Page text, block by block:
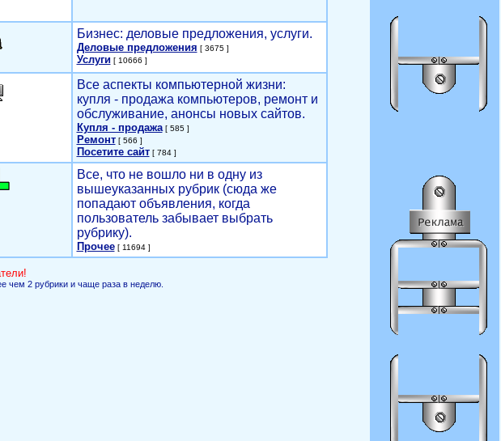
Бизнес: деловые предложения, услуги.
Деловые предложения [ 3675 ]
Услуги[ 10666 ]
Все аспекты компьютерной жизни:
купля - продажа компьютеров, ремонт и
обслуживание, анонсы новых сайтов.
Купля - продажа[ 585 ]
Ремонт[ 566 ]
Посетите сайт[ 784 ]
Все, что не вошло ни в одну из
вышеуказанных рубрик (сюда же
попадают объявления, когда
пользователь забывает выбрать
рубрику).
Прочее[ 11694 ]
чем 2 рубрики и чаще раза в неделю.